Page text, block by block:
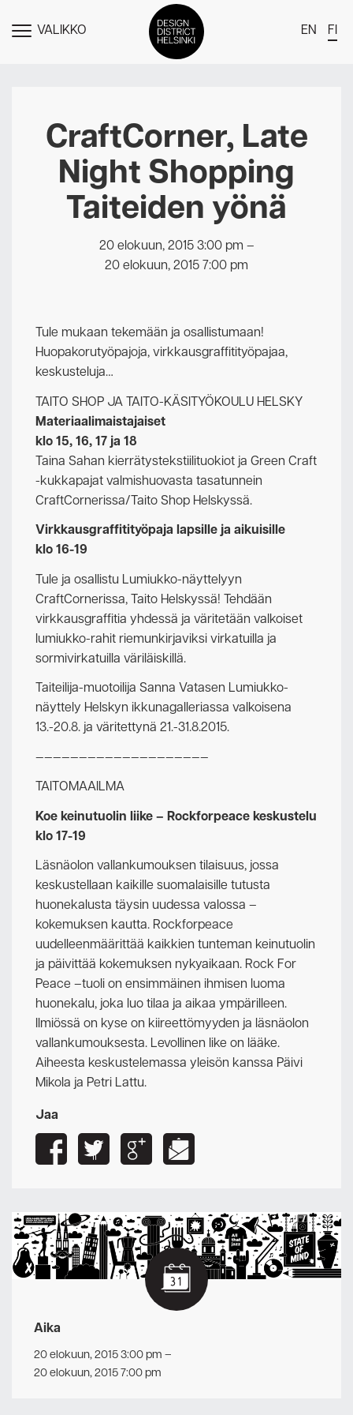
NÄYTÄVALIKKO EN FI
Jäsenet
Tapahtumat
Uutiset
Medialle
Meistä
Design District Helsingin jäsenyydestä
CraftCorner, Late
Night Shopping
Taiteiden yönä
20 elokuun, 2015 3:00 pm –
20 elokuun, 2015 7:00 pm
Tule mukaan tekemään ja osallistumaan!
Huopakorutyöpajoja, virkkausgraffitityöpajaa,
keskusteluja…
TAITO SHOP JA TAITO-KÄSITYÖKOULU HELSKY
Materiaalimaistajaiset
klo 15, 16, 17 ja 18
Taina Sahan kierrätystekstiilituokiot ja Green Craft
-kukkapajat valmishuovasta tasatunnein
CraftCornerissa/Taito Shop Helskyssä.
Virkkausgraffitityöpaja lapsille ja aikuisille
klo 16-19
Tule ja osallistu Lumiukko-näyttelyyn
CraftCornerissa, Taito Helskyssä! Tehdään
virkkausgraffitia yhdessä ja väritetään valkoiset
lumiukko-rahit riemunkirjaviksi virkatuilla ja
sormivirkatuilla väriläiskillä.
Taiteilija-muotoilija Sanna Vatasen Lumiukko-
näyttely Helskyn ikkunagalleriassa valkoisena
13.-20.8. ja väritettynä 21.-31.8.2015.
————————————————————
TAITOMAAILMA
Koe keinutuolin liike – Rockforpeace keskustelu
klo 17-19
Läsnäolon vallankumouksen tilaisuus, jossa
keskustellaan kaikille suomalaisille tutusta
huonekalusta täysin uudessa valossa –
kokemuksen kautta. Rockforpeace
uudelleenmäärittää kaikkien tunteman keinutuolin
ja päivittää kokemuksen nykyaikaan. Rock For
Peace –tuoli on ensimmäinen ihmisen luoma
huonekalu, joka luo tilaa ja aikaa ympärilleen.
Ilmiössä on kyse on kiireettömyyden ja läsnäolon
vallankumouksesta. Levollinen like on lääke.
Aiheesta keskustelemassa yleisön kanssa Päivi
Mikola ja Petri Lattu.
Jaa
Aika
20 elokuun, 2015 3:00 pm –
20 elokuun, 2015 7:00 pm